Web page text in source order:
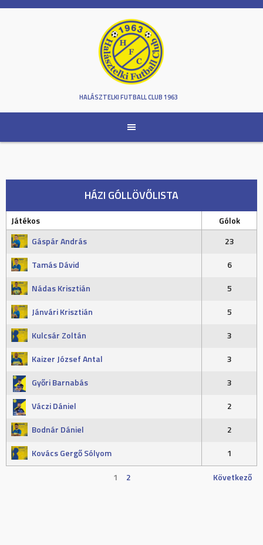
Skip
HALÁSZTELKI FUTBALL CLUB 1963
HÁZI GÓLLÖVŐLISTA
Játékos
Gólok
Gáspár András
23
Tamás Dávid
6
Nádas Krisztián
5
Jánvári Krisztián
5
Kulcsár Zoltán
3
Kaizer József Antal
3
Győri Barnabás
3
Váczi Dániel
2
Bodnár Dániel
2
Kovács Gergő Sólyom
1
1
2 Következő